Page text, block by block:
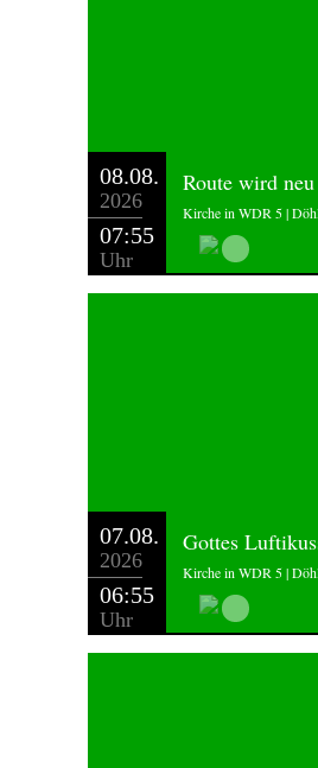
08.08.
2026
07:55
Uhr
Route wird
Kirche in WDR 5 |
07.08.
2026
06:55
Uhr
Gottes
Kirche in WDR 5 |